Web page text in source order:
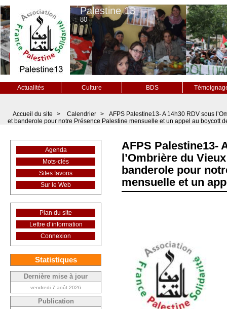
Palestine 13
80
Actualités Culture BDS
Accueil du site > Calendrier >
AFPS Palestine13- A 14h30 RDV sous
et banderole pour notre Présence Palestine mensuelle et un appel au boycott
AFPS Palestine13-
l’Ombrière du
banderole pour
mensuelle et un
Agenda
Mots-clés
Sites favoris
Sur le Web
Plan du site
Lettre d’information
Connexion
Statistiques
Dernière mise à jour
vendredi 7 août 2026
Publication